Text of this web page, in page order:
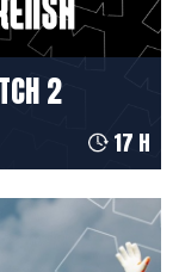
2
17 H